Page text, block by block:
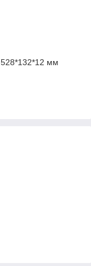
528*132*12 мм